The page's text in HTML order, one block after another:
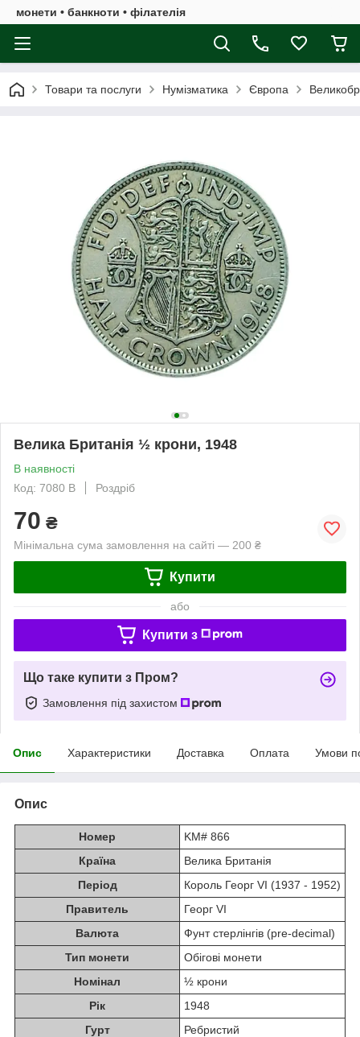
монети • банкноти • філателія
Товари та послуги Нумізматика Європа
Велика Британія ½ крони, 1948
В наявності
Код: 7080 B
Роздріб
70 ₴
Мінімальна сума замовлення на сайті — 200 ₴
Купити
або
Купити з
Що таке купити з Пром?
Замовлення під захистом
Опис Характеристики Доставка Оплата Умови
Опис
Номер
KM# 866
Країна
Велика Британія
Період
Король Георг VI (1937 - 1952)
Правитель
Георг VI
Валюта
Фунт стерлінгів (pre-decimal)
Тип монети
Обігові монети
Номінал
½ крони
Рік
1948
Гурт
Ребристий